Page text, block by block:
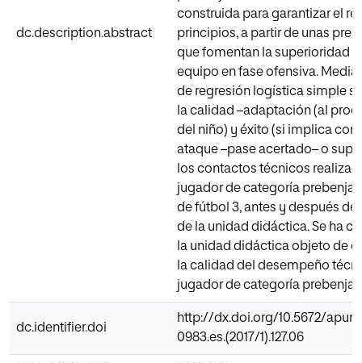
dc.description.abstract
construida para garantizar el
principios, a partir de unas
que fomentan la superioridad
equipo en fase ofensiva.
de regresión logística simple
la calidad –adaptación (al
del niño) y éxito (si implica
ataque –pase acertado– o
los contactos técnicos
jugador de categoría
de fútbol 3, antes y después de
de la unidad didáctica. Se ha
la unidad didáctica objeto de
la calidad del desempeño
jugador de categoría
dc.identifier.doi
http://dx.doi.org/10.5672/
0983.es.(2017/1).127.06